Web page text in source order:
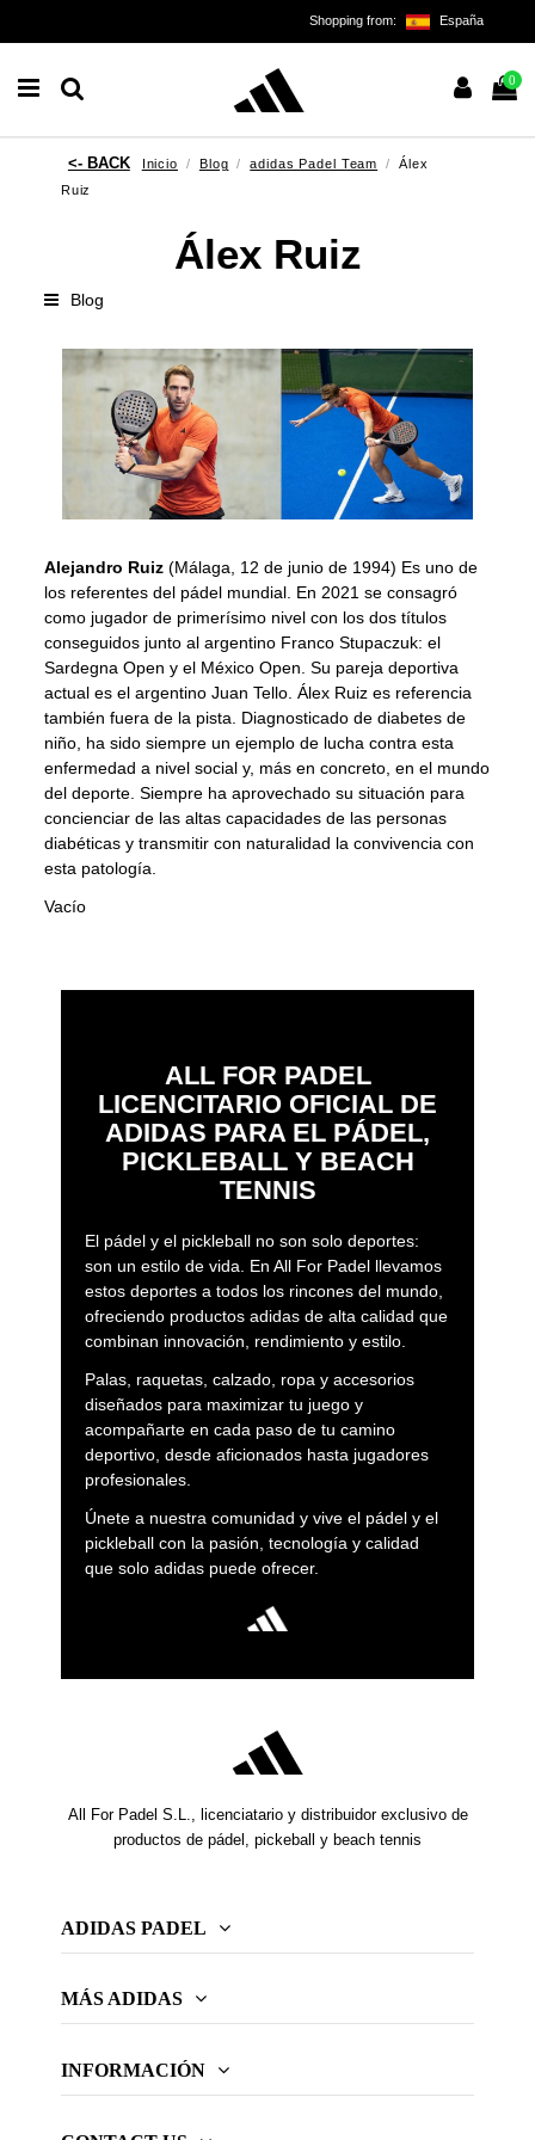
Shopping from: España
0
Inicio Blog adidas Padel Team
Álex
Ruiz
Álex Ruiz
Blog
Alejandro Ruiz(Málaga, 12 de junio de 1994) Es uno de
los referentes del pádel mundial. En 2021 se consagró
como jugador de primerísimo nivel con los dos títulos
conseguidos junto al argentino Franco Stupaczuk: el
Sardegna Open y el México Open. Su pareja deportiva
actual es el argentino Juan Tello. Álex Ruiz es referencia
también fuera de la pista. Diagnosticado de diabetes de
niño, ha sido siempre un ejemplo de lucha contra esta
enfermedad a nivel social y, más en concreto, en el mundo
del deporte. Siempre ha aprovechado su situación para
concienciar de las altas capacidades de las personas
diabéticas y transmitir con naturalidad la convivencia con
esta patología.
Vacío
ALL FOR PADEL
LICENCITARIO OFICIAL DE
ADIDAS PARA EL PÁDEL,
PICKLEBALL Y BEACH
TENNIS
El pádel y el pickleball no son solo deportes:
son un estilo de vida. En All For Padel llevamos
estos deportes a todos los rincones del mundo,
ofreciendo productos adidas de alta calidad que
combinan innovación, rendimiento y estilo.
Palas, raquetas, calzado, ropa y accesorios
diseñados para maximizar tu juego y
acompañarte en cada paso de tu camino
deportivo, desde aficionados hasta jugadores
profesionales.
Únete a nuestra comunidad y vive el pádel y el
pickleball con la pasión, tecnología y calidad
que solo adidas puede ofrecer.
All For Padel S.L., licenciatario y distribuidor exclusivo de
productos de pádel, pickeball y beach tennis
ADIDAS PADEL
MÁS ADIDAS
INFORMACIÓN